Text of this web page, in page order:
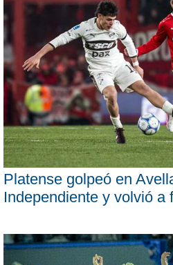
Platense golpeó en
Independiente y volvió a